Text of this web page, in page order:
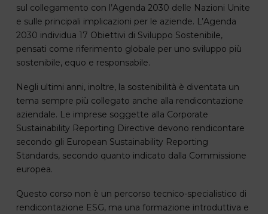
sul collegamento con l’Agenda 2030 delle Nazioni Unite
e sulle principali implicazioni per le aziende. L’Agenda
2030 individua 17 Obiettivi di Sviluppo Sostenibile,
pensati come riferimento globale per uno sviluppo più
sostenibile, equo e responsabile.
Negli ultimi anni, inoltre, la sostenibilità è diventata un
tema sempre più collegato anche alla rendicontazione
aziendale. Le imprese soggette alla Corporate
Sustainability Reporting Directive devono rendicontare
secondo gli European Sustainability Reporting
Standards, secondo quanto indicato dalla Commissione
europea.
Questo corso non è un percorso tecnico-specialistico di
rendicontazione ESG, ma una formazione introduttiva e